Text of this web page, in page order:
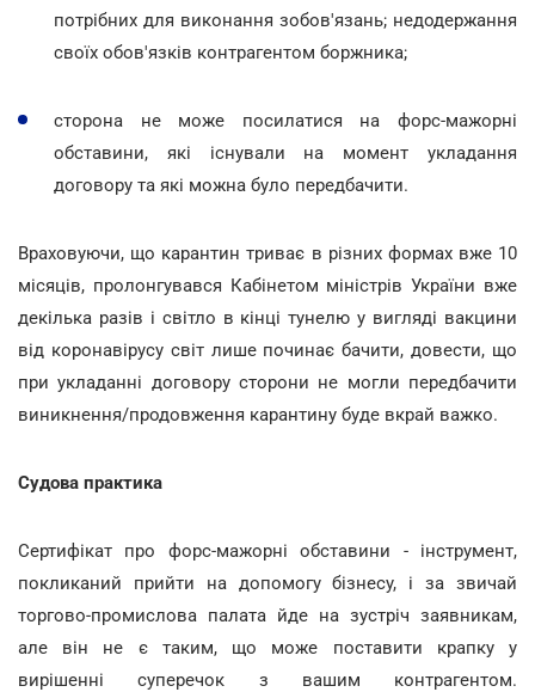
потрібних для виконання зобов'язань; недодержання
своїх обов'язків контрагентом боржника;
сторона не може посилатися на форс-мажорні
обставини, які існували на момент укладання
договору та які можна було передбачити.
Враховуючи, що карантин триває в різних формах вже 10
місяців, пролонгувався Кабінетом міністрів України вже
декілька разів і світло в кінці тунелю у вигляді вакцини
від коронавірусу світ лише починає бачити, довести, що
при укладанні договору сторони не могли передбачити
виникнення/продовження карантину буде вкрай важко.
Судова практика
Сертифікат про форс-мажорні обставини - інструмент,
покликаний прийти на допомогу бізнесу, і за звичай
торгово-промислова палата йде на зустріч заявникам,
але він не є таким, що може поставити крапку у
вирішенні суперечок з вашим контрагентом.